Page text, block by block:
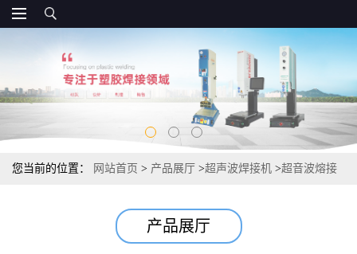
您当前的位置： 网站首页 > 产品展厅 >超声波焊接机 >超音波熔接
产品展厅